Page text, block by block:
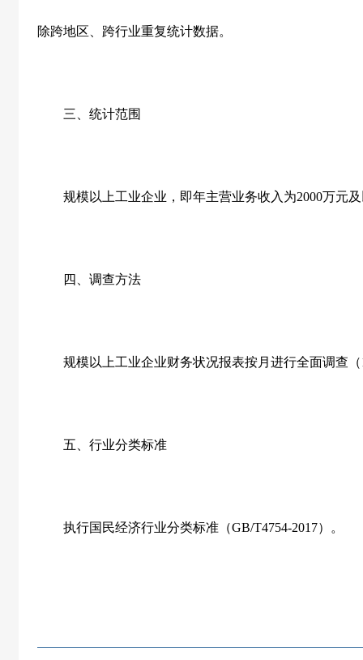
除跨地区、跨行业重复统计数据。
三、统计范围
规模以上工业企业，即年主营业务收入为2000万元
四、调查方法
规模以上工业企业财务状况报表按月进行全面调查（
五、行业分类标准
执行国民经济行业分类标准（GB/T4754-2017）。